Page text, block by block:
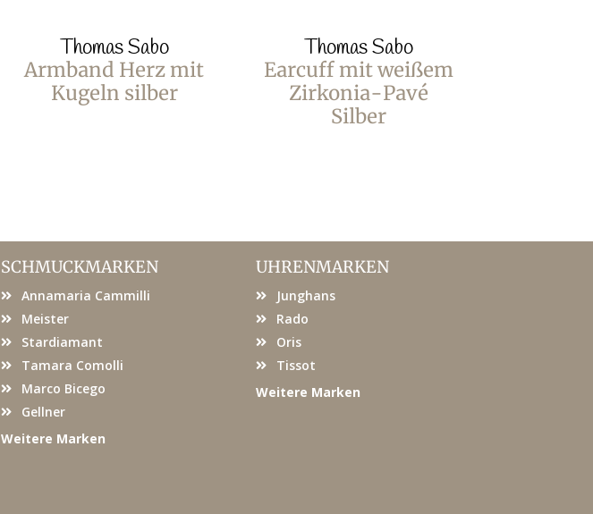
Thomas Sabo
Armband Herz mit
Kugeln silber
Thomas Sabo
Earcuff mit weißem
Zirkonia-Pavé
Silber
SCHMUCKMARKEN
Annamaria Cammilli
Meister
Stardiamant
Tamara Comolli
Marco Bicego
Gellner
Weitere Marken
UHRENMARKEN
Junghans
Rado
Oris
Tissot
Weitere Marken